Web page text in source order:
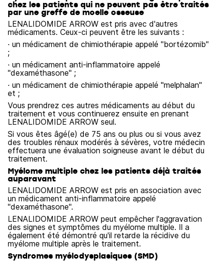
chez les patients qui ne peuvent pas être traités
par une greffe de moelle osseuse
LENALIDOMIDE ARROW est pris avec d'autres
médicaments. Ceux-ci peuvent être les suivants :
· un médicament de chimiothérapie appelé "bortézomib"
;
· un médicament anti-inflammatoire appelé
"dexaméthasone" ;
· un médicament de chimiothérapie appelé "melphalan"
et ;
Vous prendrez ces autres médicaments au début du
traitement et vous continuerez ensuite en prenant
LENALIDOMIDE ARROW seul.
Si vous êtes âgé(e) de 75 ans ou plus ou si vous avez
des troubles rénaux modérés à sévères, votre médecin
effectuera une évaluation soigneuse avant le début du
traitement.
Myélome multiple chez les patients déjà traités
auparavant
LENALIDOMIDE ARROW est pris en association avec
un médicament anti-inflammatoire appelé
"dexaméthasone".
LENALIDOMIDE ARROW peut empêcher l'aggravation
des signes et symptômes du myélome multiple. Il a
également été démontré qu'il retarde la récidive du
myélome multiple après le traitement.
Syndromes myélodysplasiques (SMD)